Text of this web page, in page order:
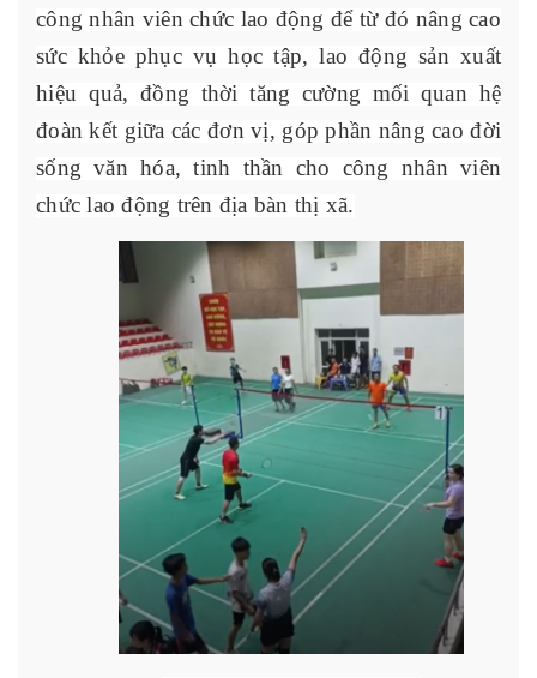
công nhân viên chức lao động để từ đó nâng cao
sức khỏe phục vụ học tập, lao động sản xuất
hiệu quả, đồng thời tăng cường mối quan hệ
đoàn kết giữa các đơn vị, góp phần nâng cao đời
sống văn hóa, tinh thần cho công nhân viên
chức lao động trên địa bàn thị xã.